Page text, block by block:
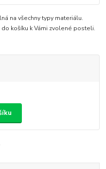
na všechny typy materiálu.
košíku k Vámi zvolené posteli.